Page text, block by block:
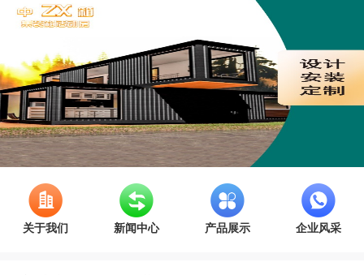
关于我们 新闻中心 产品展示 企业风采